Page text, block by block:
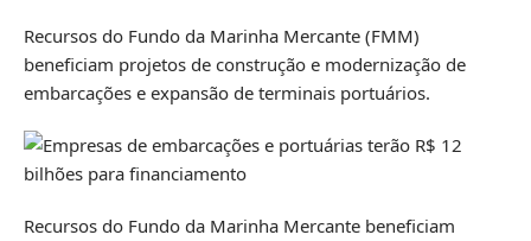
Recursos do Fundo da Marinha Mercante (FMM)
beneficiam projetos de construção e modernização de
embarcações e expansão de terminais portuários.
Recursos do Fundo da Marinha Mercante beneficiam